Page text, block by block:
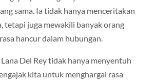
sama. Ia tidak hanya menceritakan
tetapi juga mewakili banyak orang
hancur dalam hubungan.
Del Rey tidak hanya menyentuh
kita untuk menghargai rasa